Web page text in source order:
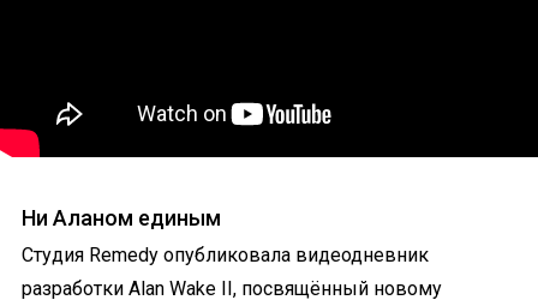
Ни Аланом единым
Студия Remedy опубликовала видеодневник
разработки Alan Wake II, посвящённый новому